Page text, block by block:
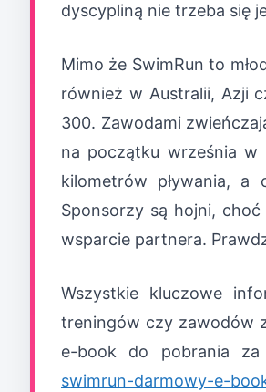
dyscypliną nie trzeba się
Mimo że SwimRun to
również w Australii, Azji
300. Zawodami
na początku września w
kilometrów pływania, a
Sponsorzy są hojni,
wsparcie partnera.
Wszystkie kluczowe
treningów czy zawodów
e-book do pobrania
swimrun-darmowy-e-